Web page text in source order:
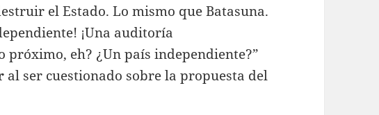
el Estado. Lo mismo que Batasuna.
¡Una auditoría
próximo, eh? ¿Un país independiente?”
al ser cuestionado sobre la propuesta del